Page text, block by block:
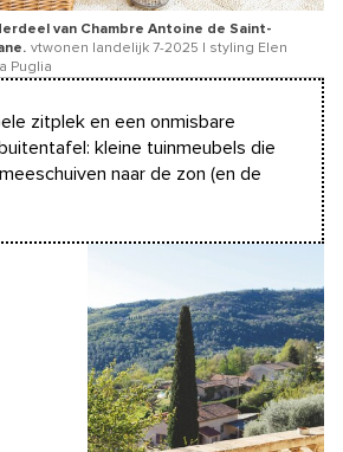
van Chambre Antoine de Saint-
vtwonen landelijk 7-2025 | styling Elen
Puglia
zitplek en een onmisbare
kleine tuinmeubels die
naar de zon (en de